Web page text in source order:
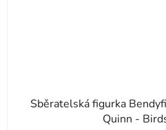
Sběratelská figurka
Quinn -